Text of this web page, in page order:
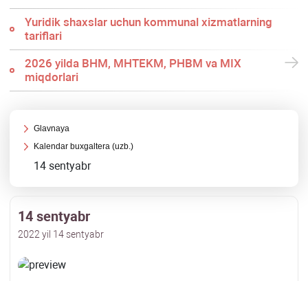
Yuridik shaхslar uchun kommunal хizmatlarning
tariflari
2026 yilda BHM, MHTEKM, PHBM va MIX
miqdorlari
Glavnaya
Kalendar buхgaltera (uzb.)
14 sentyabr
14 sentyabr
2022 yil 14 sentyabr